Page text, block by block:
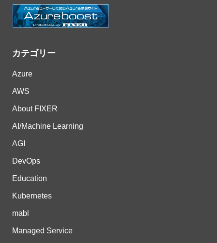
カテゴリー
Azure
AWS
About FIXER
AI/Machine Learning
AGI
DevOps
Education
Kubernetes
mabl
Managed Service